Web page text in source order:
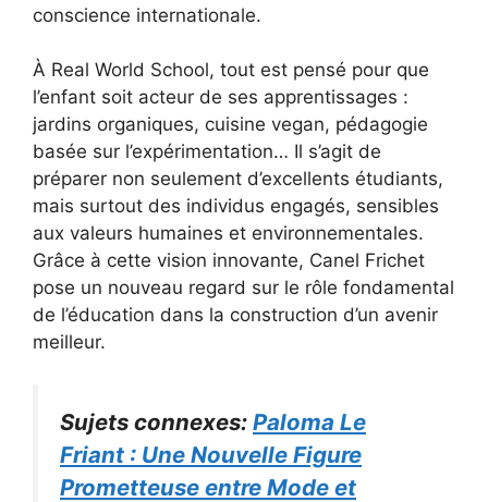
conscience internationale.
À Real World School, tout est pensé pour que
l’enfant soit acteur de ses apprentissages :
jardins organiques, cuisine vegan, pédagogie
basée sur l’expérimentation… Il s’agit de
préparer non seulement d’excellents étudiants,
mais surtout des individus engagés, sensibles
aux valeurs humaines et environnementales.
Grâce à cette vision innovante, Canel Frichet
pose un nouveau regard sur le rôle fondamental
de l’éducation dans la construction d’un avenir
meilleur.
Sujets connexes: Paloma Le
Friant : Une Nouvelle Figure
Prometteuse entre Mode et